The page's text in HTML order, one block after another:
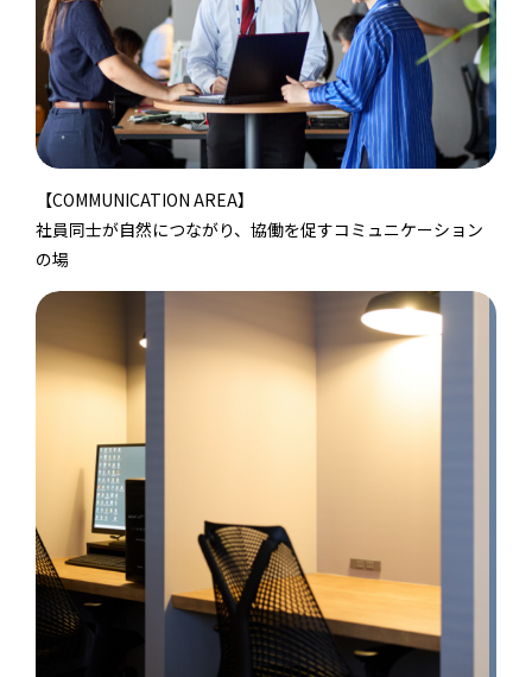
【COMMUNICATION AREA】
社員同士が自然につながり、協働を促すコミュニケーション
の場